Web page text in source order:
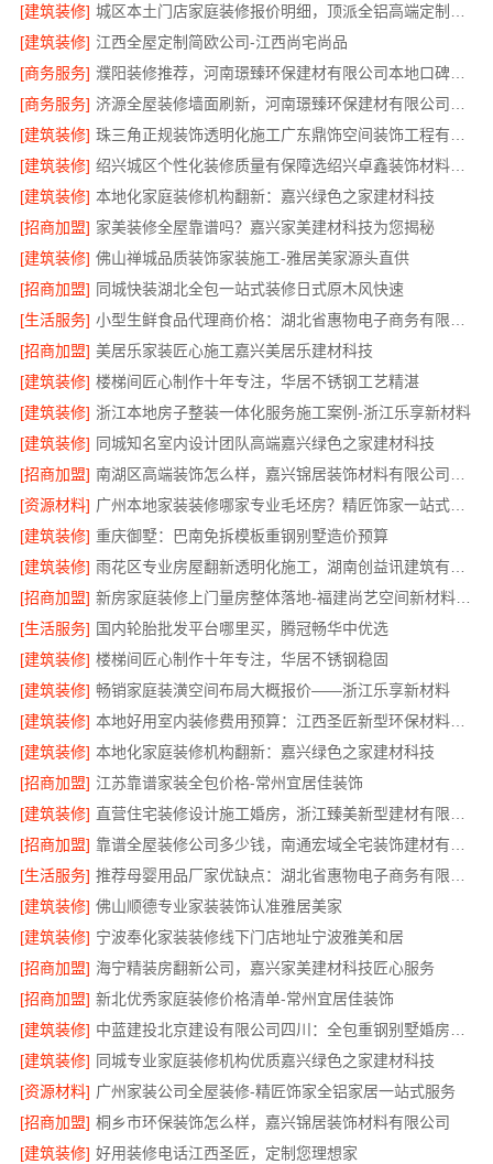
[建筑装修]
[建筑装修] 江西全屋定制简欧公司-江西尚宅尚品
[商务服务]
濮阳装修推荐，河南璟臻环保建材有限公司本地口碑保障
[商务服务]
[建筑装修]
[建筑装修]
绍兴城区个性化装修质量有保障选绍兴卓鑫装饰材料有限公司
[建筑装修] 本地化家庭装修机构翻新：嘉兴绿色之家建材科技
[招商加盟] 家美装修全屋靠谱吗？嘉兴家美建材科技为您揭秘
[建筑装修] 佛山禅城品质装饰家装施工-雅居美家源头直供
[招商加盟] 同城快装湖北全包一站式装修日式原木风快速
[生活服务]
[招商加盟] 美居乐家装匠心施工嘉兴美居乐建材科技
[建筑装修] 楼梯间匠心制作十年专注，华居不锈钢工艺精湛
[建筑装修] 浙江本地房子整装一体化服务施工案例-浙江乐享新材料
[建筑装修] 同城知名室内设计团队高端嘉兴绿色之家建材科技
[招商加盟]
[资源材料]
广州本地家装装修哪家专业毛坯房？精匠饰家一站式服务
[建筑装修] 重庆御墅：巴南免拆模板重钢别墅造价预算
[建筑装修]
[招商加盟]
新房家庭装修上门量房整体落地-福建尚艺空间新材料科技有限公司
[生活服务] 国内轮胎批发平台哪里买，腾冠畅华中优选
[建筑装修] 楼梯间匠心制作十年专注，华居不锈钢稳固
[建筑装修] 畅销家庭装潢空间布局大概报价——浙江乐享新材料
[建筑装修]
本地好用室内装修费用预算：江西圣匠新型环保材料有限公司
[建筑装修] 本地化家庭装修机构翻新：嘉兴绿色之家建材科技
[招商加盟] 江苏靠谱家装全包价格-常州宜居佳装饰
[建筑装修]
[招商加盟]
[生活服务]
[建筑装修] 佛山顺德专业家装装饰认准雅居美家
[建筑装修] 宁波奉化家装装修线下门店地址宁波雅美和居
[招商加盟] 海宁精装房翻新公司，嘉兴家美建材科技匠心服务
[招商加盟] 新北优秀家庭装修价格清单-常州宜居佳装饰
[建筑装修]
[建筑装修] 同城专业家庭装修机构优质嘉兴绿色之家建材科技
[资源材料] 广州家装公司全屋装修-精匠饰家全铝家居一站式服务
[招商加盟] 桐乡市环保装饰怎么样，嘉兴锦居装饰材料有限公司
[建筑装修] 好用装修电话江西圣匠，定制您理想家